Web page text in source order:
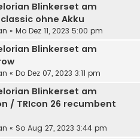
Blinkerset am
ohne Akku
« Mo Dez 11, 2023 5:00 pm
Blinkerset am
« Do Dez 07, 2023 3:11 pm
Blinkerset am
/ TRIcon 26 recumbent
« So Aug 27, 2023 3:44 pm